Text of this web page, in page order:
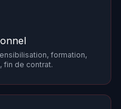
formation,
fin de contrat.